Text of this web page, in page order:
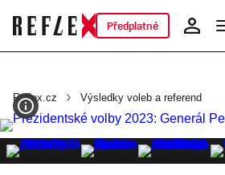
Předplatné
Reflex.cz Výsledky voleb a referend